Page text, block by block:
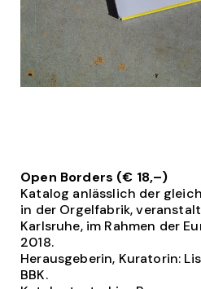
Open Borders (€ 18,–)
Katalog anlässlich der
in der Orgelfabrik,
Karlsruhe, im Rahmen der
2018.
Herausgeberin, Kuratorin:
BBK.